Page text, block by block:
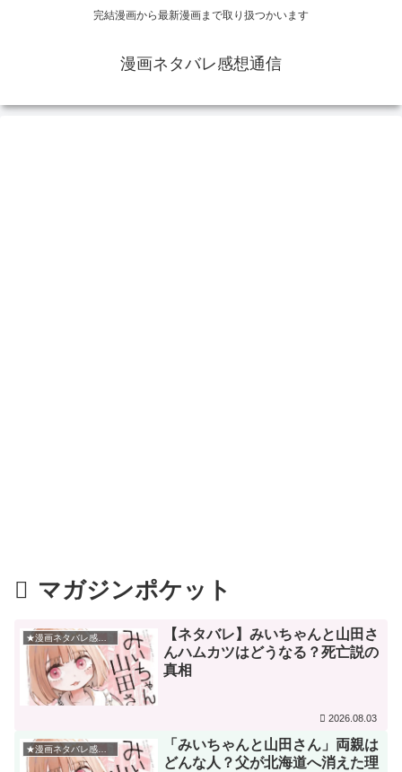
完結漫画から最新漫画まで取り扱つかいます
漫画ネタバレ感想通信
マガジンポケット
★漫画ネタバレ感想★
【ネタバレ】みいちゃんと山田さ
んハムカツはどうなる？死亡説の
真相
2026.08.03
★漫画ネタバレ感想★
「みいちゃんと山田さん」両親は
どんな人？父が北海道へ消えた理